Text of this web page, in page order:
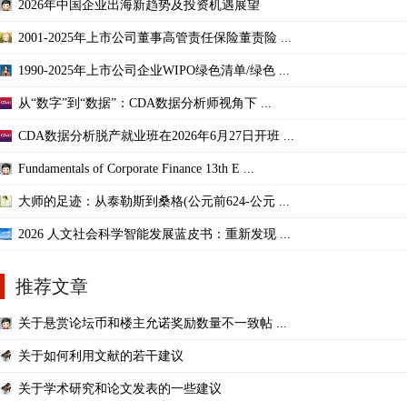
2026年中国企业出海新趋势及投资机遇展望
2001-2025年上市公司董事高管责任保险董责险 ...
1990-2025年上市公司企业WIPO绿色清单/绿色 ...
从“数字”到“数据”：CDA数据分析师视角下 ...
CDA数据分析脱产就业班在2026年6月27日开班 ...
Fundamentals of Corporate Finance 13th E ...
大师的足迹：从泰勒斯到桑格(公元前624-公元 ...
2026 人文社会科学智能发展蓝皮书：重新发现 ...
推荐文章
关于悬赏论坛币和楼主允诺奖励数量不一致帖 ...
关于如何利用文献的若干建议
关于学术研究和论文发表的一些建议